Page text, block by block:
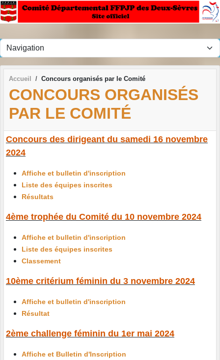
Accueil Concours organisés par le Comité
CONCOURS ORGANISÉS
PAR LE COMITÉ
Concours des dirigeant du samedi 16 novembre
2024
Affiche et bulletin d'inscription
Liste des équipes inscrites
Résultats
4ème trophée du Comité du 10 novembre 2024
Affiche et bulletin d'inscription
Liste des équipes inscrites
Classement
10ème critérium féminin du 3 novembre 2024
Affiche et bulletin d'inscription
Résultat
2ème challenge féminin du 1er mai 2024
Affiche et Bulletin d'Inscription
Panneau de gestion des cookies